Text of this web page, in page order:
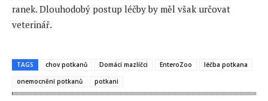
ranek. Dlouhodobý postup léčby by měl však určovat
veterinář.
TAGS chov potkanů Domácí mazlíčci EnteroZoo
léčba potkana
onemocnění potkanů
potkani